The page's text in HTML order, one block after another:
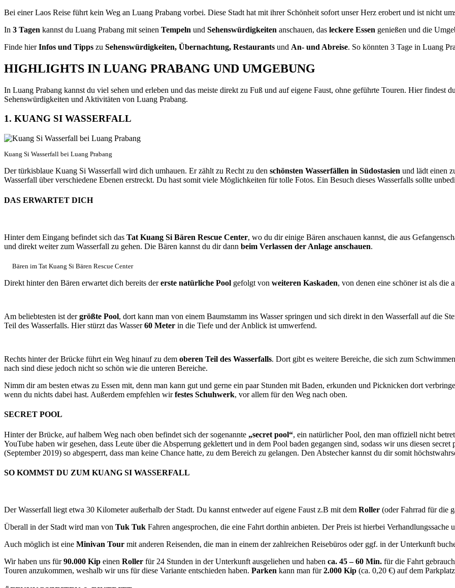
Bei einer Laos Reise führt kein Weg an Luang Prabang vorbei. Diese Stadt hat mit ihrer Schönheit sofort unser Herz erobert und ist nicht
In 3 Tagen kannst du Luang Prabang mit seinen Tempeln und Sehenswürdigkeiten anschauen, das leckere Essen genießen und die
Finde hierInfos und Tipps zu Sehenswürdigkeiten, Übernachtung, Restaurants und An- und Abreise. So könnten 3 Tage in Luang
HIGHLIGHTS IN LUANG PRABANG UND UMGEBUNG
In Luang Prabang kannst du viel sehen und erleben und das meiste direkt zu Fuß und auf eigene Faust, ohne geführte Touren. Hier findest
Sehenswürdigkeiten und Aktivitäten von Luang Prabang.
1. KUANG SI WASSERFALL
Kuang Si Wasserfall bei Luang Prabang
Der türkisblaue Kuang Si Wasserfall wird dich umhauen. Er zählt zu Recht zu den schönsten Wasserfällen in Südostasien und lädt einen
Wasserfall über verschiedene Ebenen erstreckt. Du hast somit viele Möglichkeiten für tolle Fotos. Ein Besuch dieses Wasserfalls sollte
DAS ERWARTET DICH
Hinter dem Eingang befindet sich das Tat Kuang Si Bären Rescue Center, wo du dir einige Bären anschauen kannst, die aus
und direkt weiter zum Wasserfall zu gehen. Die Bären kannst du dir dann beim Verlassen der Anlage anschauen.
Bären im Tat Kuang Si Bären Rescue Center
Direkt hinter den Bären erwartet dich bereits dererste natürliche Pool gefolgt von weiteren Kaskaden, von denen eine schöner ist als die
Am beliebtesten ist dergrößte Pool, dort kann man von einem Baumstamm ins Wasser springen und sich direkt in den Wasserfall auf die
Teil des Wasserfalls. Hier stürzt das Wasser60 Meter in die Tiefe und der Anblick ist umwerfend.
Rechts hinter der Brücke führt ein Weg hinauf zu dem oberen Teil des Wasserfalls. Dort gibt es weitere Bereiche, die sich zum
nach sind diese jedoch nicht so schön wie die unteren Bereiche.
Nimm dir am besten etwas zu Essen mit, denn man kann gut und gerne ein paar Stunden mit Baden, erkunden und Picknicken dort
wenn du nichts dabei hast. Außerdem empfehlen wirfestes Schuhwerk, vor allem für den Weg nach oben.
SECRET POOL
Hinter der Brücke, auf halbem Weg nach oben befindet sich der sogenannte „secret pool“, ein natürlicher Pool, den man offiziell nicht
YouTube haben wir gesehen, dass Leute über die Absperrung geklettert und in dem Pool baden gegangen sind, sodass wir uns diesen
(September 2019) so abgesperrt, dass man keine Chance hatte, zu dem Bereich zu gelangen. Den Abstecher kannst du dir somit
SO KOMMST DU ZUM KUANG SI WASSERFALL
Der Wasserfall liegt etwa 30 Kilometer außerhalb der Stadt. Du kannst entweder auf eigene Faust z.B mit dem Roller (oder Fahrrad für die
Überall in der Stadt wird man von Tuk Tuk Fahren angesprochen, die eine Fahrt dorthin anbieten. Der Preis ist hierbei Verhandlungssache
Auch möglich ist eine Minivan Tour mit anderen Reisenden, die man in einem der zahlreichen Reisebüros oder ggf. in der Unterkunft
Wir haben uns für90.000 Kip einen Roller für 24 Stunden in der Unterkunft ausgeliehen und haben ca. 45 – 60 Min. für die Fahrt
Touren anzukommen, weshalb wir uns für diese Variante entschieden haben. Parken kann man für2.000 Kip (ca. 0,20 €) auf dem